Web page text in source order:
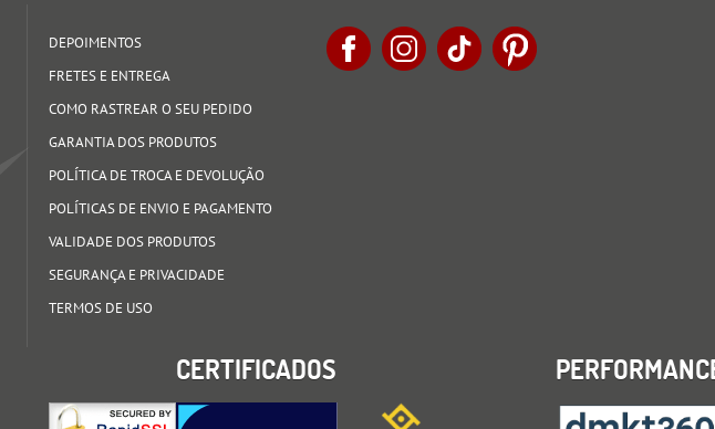
DEPOIMENTOS
FRETES E ENTREGA
COMO RASTREAR O SEU PEDIDO
GARANTIA DOS PRODUTOS
POLÍTICA DE TROCA E DEVOLUÇÃO
POLÍTICAS DE ENVIO E PAGAMENTO
VALIDADE DOS PRODUTOS
SEGURANÇA E PRIVACIDADE
TERMOS DE USO
CERTIFICADOS